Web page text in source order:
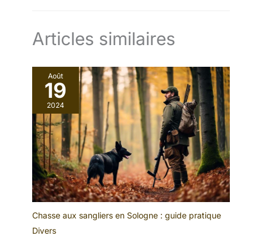
Articles similaires
Août
19
2024
Chasse aux sangliers en Sologne : guide pratique
Divers